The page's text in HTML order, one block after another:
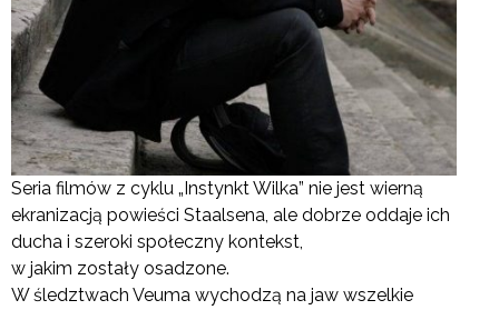
Seria filmów z cyklu „Instynkt Wilka” nie jest wierną
ekranizacją powieści Staalsena, ale dobrze oddaje ich
ducha i szeroki społeczny kontekst,
w jakim zostały osadzone.
W śledztwach Veuma wychodzą na jaw wszelkie